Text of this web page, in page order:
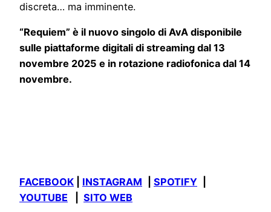
discreta… ma imminente.
“Requiem” è il nuovo singolo di AvA disponibile
sulle piattaforme digitali di streaming dal 13
novembre 2025 e in rotazione radiofonica dal 14
novembre.
FACEBOOK INSTAGRAM SPOTIFY
YOUTUBE
SITO WEB